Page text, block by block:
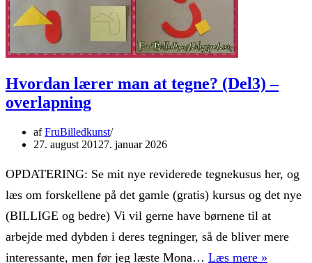
Hvordan lærer man at tegne? (Del3) –
overlapning
afFruBilledkunst
27. august 20127. januar 2026
OPDATERING: Se mit nye reviderede tegnekusus her, og
læs om forskellene på det gamle (gratis) kursus og det nye
(BILLIGE og bedre) Vi vil gerne have børnene til at
arbejde med dybden i deres tegninger, så de bliver mere
interessante, men før jeg læste Mona… Læs mere »